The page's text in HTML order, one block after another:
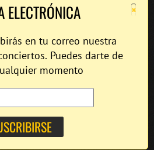
×
ELECTRÓNICA
en tu correo nuestra
Puedes darte de
momento